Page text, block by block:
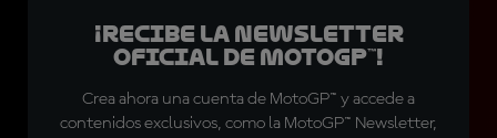
¡Recibe la Newsletter
oficial de MotoGP™!
Crea ahora una cuenta de MotoGP™ y accede a
contenidos exclusivos, como la MotoGP™ Newsletter,